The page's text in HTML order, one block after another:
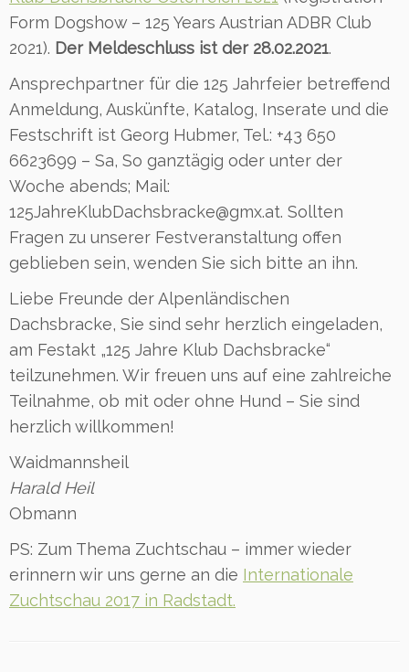
Form Dogshow – 125 Years Austrian ADBR Club
2021). Der Meldeschluss ist der 28.02.2021.
Ansprechpartner für die 125 Jahrfeier betreffend
Anmeldung, Auskünfte, Katalog, Inserate und die
Festschrift ist Georg Hubmer, Tel.: +43 650
6623699 – Sa, So ganztägig oder unter der
Woche abends; Mail:
125JahreKlubDachsbracke@gmx.at. Sollten
Fragen zu unserer Festveranstaltung offen
geblieben sein, wenden Sie sich bitte an ihn.
Liebe Freunde der Alpenländischen
Dachsbracke, Sie sind sehr herzlich eingeladen,
am Festakt „125 Jahre Klub Dachsbracke“
teilzunehmen. Wir freuen uns auf eine zahlreiche
Teilnahme, ob mit oder ohne Hund – Sie sind
herzlich willkommen!
Waidmannsheil
Harald Heil
Obmann
PS: Zum Thema Zuchtschau – immer wieder
erinnern wir uns gerne an die Internationale
Zuchtschau 2017 in Radstadt.